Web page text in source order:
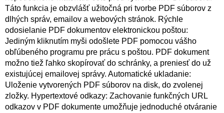
Táto funkcia je obzvlášť užitočná pri tvorbe PDF súborov z
dlhých správ, emailov a webových stránok. Rýchle
odosielanie PDF dokumentov elektronickou poštou:
Jediným kliknutím myši odošlete PDF pomocou vášho
obľúbeného programu pre prácu s poštou. PDF dokument
možno tiež ľahko skopírovať do schránky, a preniesť do už
existujúcej emailovej správy. Automatické ukladanie:
Uloženie vytvorených PDF súborov na disk, do zvolenej
zložky. Hypertextové odkazy: Zachovanie funkčných URL
odkazov v PDF dokumente umožňuje jednoduché otváranie